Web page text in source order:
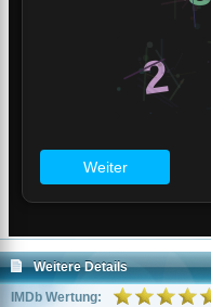
Weitere Details
IMDb Wertung: